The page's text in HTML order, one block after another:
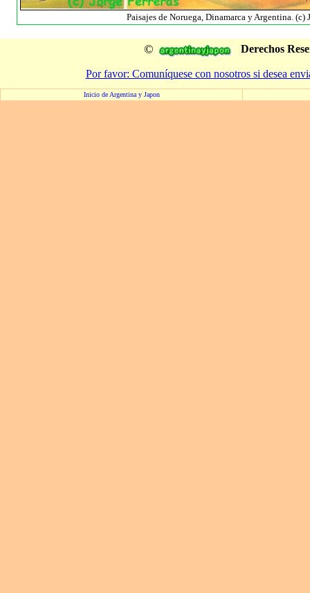
Paisajes de Noruega, Dinamarca y Argentina. (c)
© Derechos
Por favor: Comuníquese con nosotros si desea
Inicio de Argentina y Japon